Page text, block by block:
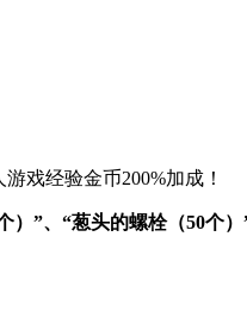
戏经验金币200%加成！
）”、“葱头的螺栓（50个）